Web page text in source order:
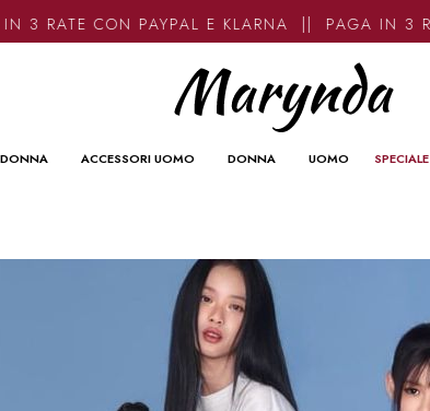
CON PAYPAL E KLARNA || PAGA IN 3 RATE
ACCESSORI UOMO DONNA UOMO